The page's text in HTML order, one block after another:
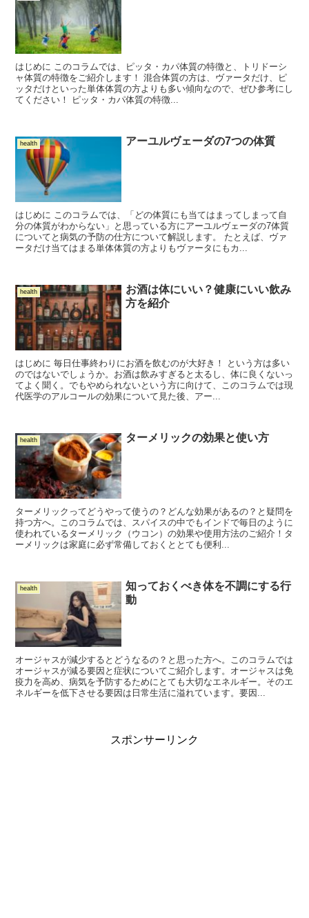
はじめに このコラムでは、ピッタ・カパ体質の特徴と、トリドーシ
ャ体質の特徴をご紹介します！ 混合体質の方は、ヴァータだけ、ピ
ッタだけといった単体体質の方よりも多い傾向なので、ぜひ参考にし
てください！ ピッタ・カパ体質の特徴...
health アーユルヴェーダの7つの体質
はじめに このコラムでは、「どの体質にも当てはまってしまって自
分の体質がわからない」と思っている方にアーユルヴェーダの7体質
についてと病気の予防の仕方について解説します。 たとえば、ヴァ
ータだけ当てはまる単体体質の方よりもヴァータにもカ...
health
お酒は体にいい？健康にいい飲み
方を紹介
はじめに 毎日仕事終わりにお酒を飲むのが大好き！ という方は多い
のではないでしょうか。お酒は飲みすぎると太るし、体に良くないっ
てよく聞く。でもやめられないという方に向けて、このコラムでは現
代医学のアルコールの効果について見た後、アー...
health ターメリックの効果と使い方
ターメリックってどうやって使うの？どんな効果があるの？と疑問を
持つ方へ。このコラムでは、スパイスの中でもインドで毎日のように
使われているターメリック（ウコン）の効果や使用方法のご紹介！タ
ーメリックは家庭に必ず常備しておくととても便利...
health
知っておくべき体を不調にする行
動
オージャスが減少するとどうなるの？と思った方へ。このコラムでは
オージャスが減る要因と症状についてご紹介します。オージャスは免
疫力を高め、病気を予防するためにとても大切なエネルギー。そのエ
ネルギーを低下させる要因は日常生活に溢れています。要因...
スポンサーリンク